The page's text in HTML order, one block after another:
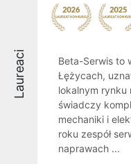
Laureaci
Beta-Serwis to
Łężycach,
lokalnym
świadczy
mechaniki i
roku zespół
naprawach ...